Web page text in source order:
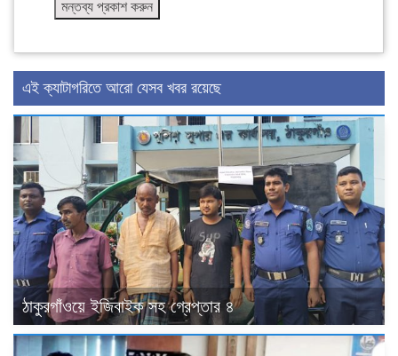
এই ক্যাটাগরিতে আরো যেসব খবর রয়েছে
ঠাকুরগাঁওয়ে ইজিবাইক সহ গ্রেপ্তার ৪